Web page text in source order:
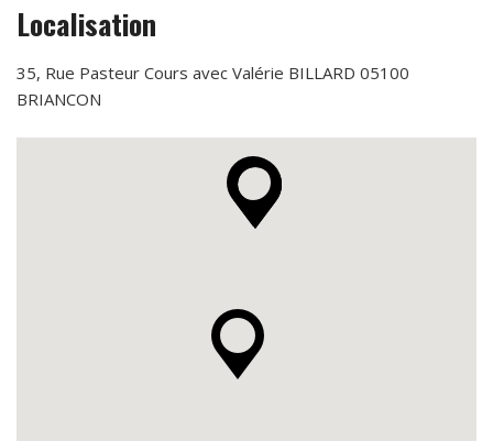
Localisation
35, Rue Pasteur Cours avec Valérie BILLARD 05100
BRIANCON